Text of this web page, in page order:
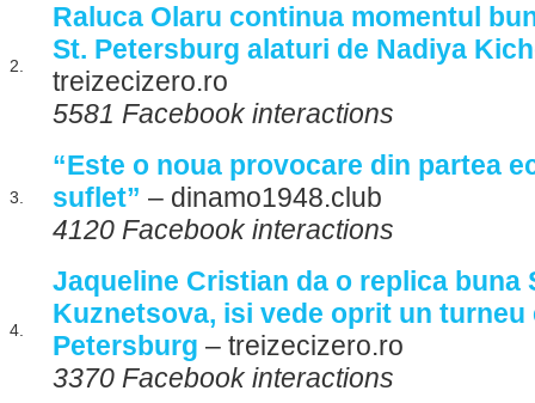
2.
Raluca Olaru continua momentul
St. Petersburg alaturi de Nadiya
treizecizero.ro
5581 Facebook interactions
3.
“Este o noua provocare din partea
suflet” – dinamo1948.club
4120 Facebook interactions
4.
Jaqueline Cristian da o replica buna
Kuznetsova, isi vede oprit un turneu
Petersburg – treizecizero.ro
3370 Facebook interactions